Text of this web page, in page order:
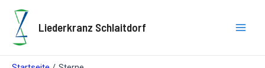
Inhalt
springen
Liederkranz Schlaitdorf